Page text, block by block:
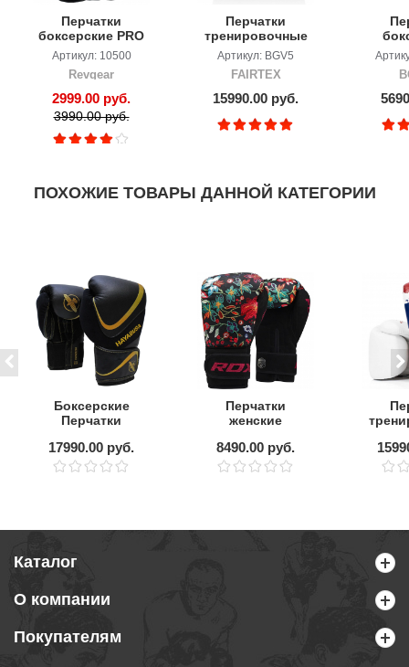
Перчатки
боксерские PRO
LEATHER
TRAINING
GLOVES
Артикул: 10500
Revgear
2999.00 руб.
3990.00 руб.
Перчатки
тренировочные
FAIRTEX Super
Sparring
Артикул: BGV5
FAIRTEX
15990.00 руб.
ПОХОЖИЕ ТОВАРЫ ДАННОЙ КАТЕГОРИИ
Боксерские
Перчатки
Black/Golg
17990.00 руб.
Перчатки
женские
RDX
8490.00 руб.
Каталог
О компании
Покупателям